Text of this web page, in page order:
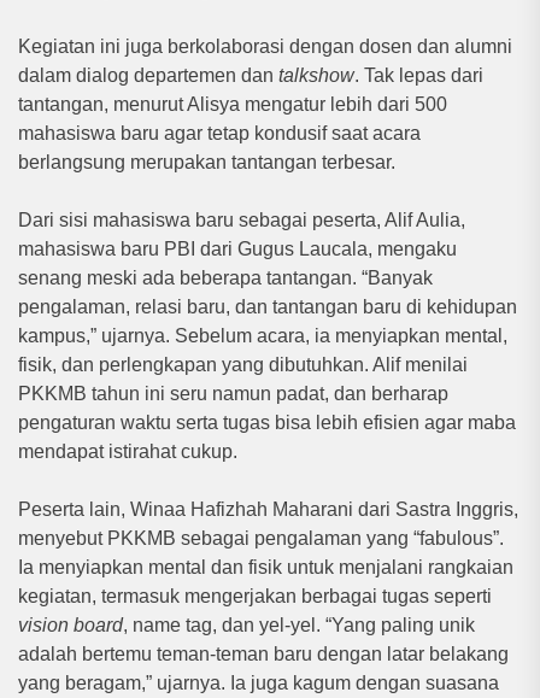
Kegiatan ini juga berkolaborasi dengan dosen dan alumni
dalam dialog departemen dan talkshow. Tak lepas dari
tantangan, menurut Alisya mengatur lebih dari 500
mahasiswa baru agar tetap kondusif saat acara
berlangsung merupakan tantangan terbesar.
Dari sisi mahasiswa baru sebagai peserta, Alif Aulia,
mahasiswa baru PBI dari Gugus Laucala, mengaku
senang meski ada beberapa tantangan. “Banyak
pengalaman, relasi baru, dan tantangan baru di kehidupan
kampus,” ujarnya. Sebelum acara, ia menyiapkan mental,
fisik, dan perlengkapan yang dibutuhkan. Alif menilai
PKKMB tahun ini seru namun padat, dan berharap
pengaturan waktu serta tugas bisa lebih efisien agar maba
mendapat istirahat cukup.
Peserta lain, Winaa Hafizhah Maharani dari Sastra Inggris,
menyebut PKKMB sebagai pengalaman yang “fabulous”.
Ia menyiapkan mental dan fisik untuk menjalani rangkaian
kegiatan, termasuk mengerjakan berbagai tugas seperti
vision board, name tag, dan yel-yel. “Yang paling unik
adalah bertemu teman-teman baru dengan latar belakang
yang beragam,” ujarnya. Ia juga kagum dengan suasana